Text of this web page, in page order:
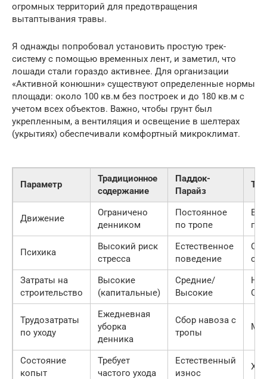
огромных территорий для предотвращения
вытаптывания травы.
Я однажды попробовал установить простую трек-
систему с помощью временных лент, и заметил, что
лошади стали гораздо активнее. Для организации
«Активной конюшни» существуют определенные нормы
площади: около 100 кв.м без построек и до 180 кв.м с
учетом всех объектов. Важно, чтобы грунт был
укрепленным, а вентиляция и освещение в шелтерах
(укрытиях) обеспечивали комфортный микроклимат.
Параметр
Традиционное
содержание
Паддок-
Парайз
Движение
Ограничено
денником
Постоянное
по тропе
Психика
Высокий риск
стресса
Естественное
поведение
Затраты на
строительство
Высокие
(капитальные)
Средние/
Высокие
Трудозатраты
по уходу
Ежедневная
уборка
денника
Сбор навоза с
тропы
Состояние
копыт
Требует
частого ухода
Естественный
износ